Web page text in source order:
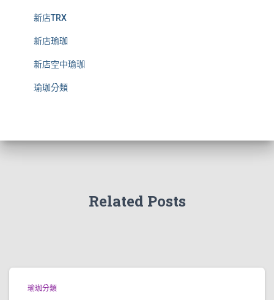
新店TRX
新店瑜珈
新店空中瑜珈
瑜珈分類
Related Posts
瑜珈分類